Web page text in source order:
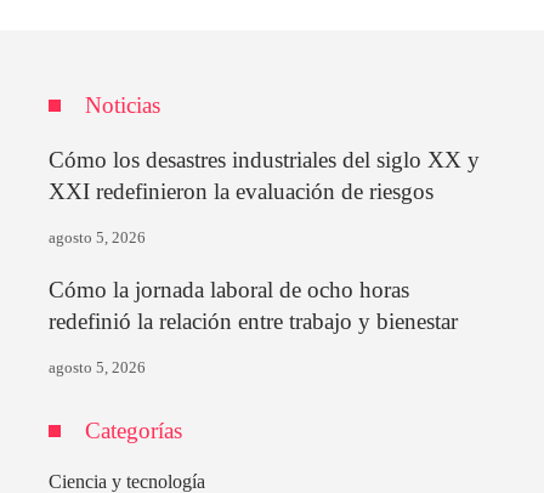
Noticias
Cómo los desastres industriales del siglo XX y
XXI redefinieron la evaluación de riesgos
agosto 5, 2026
Cómo la jornada laboral de ocho horas
redefinió la relación entre trabajo y bienestar
agosto 5, 2026
Categorías
Ciencia y tecnología